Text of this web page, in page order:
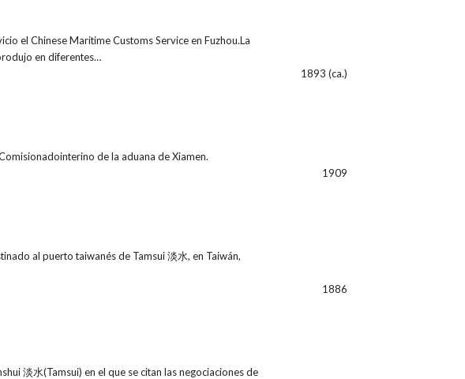
el Chinese Maritime Customs Service en Fuzhou.La
en diferentes…
1893 (ca.)
de la aduana de Xiamen.
1909
al puerto taiwanés de Tamsui 淡水, en Taiwán,
1886
淡水(Tamsui) en el que se citan las negociaciones de